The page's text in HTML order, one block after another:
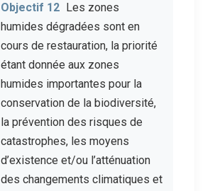
Objectif 12 Les zones
humides dégradées sont en
cours de restauration, la priorité
étant donnée aux zones
humides importantes pour la
conservation de la biodiversité,
la prévention des risques de
catastrophes, les moyens
d’existence et/ou l’atténuation
des changements climatiques et